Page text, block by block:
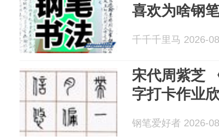
喜欢为啥钢
千千千里马 2026-
宋代周紫芝
字打卡作业
钢笔爱好者 2026-